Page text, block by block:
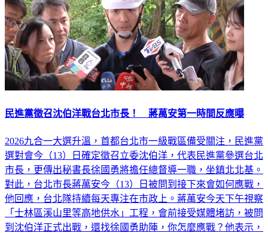
民進黨徵召沈伯洋戰台北市長！ 蔣萬安第一時間反應曝
2026九合一大選升溫，首都台北市一級戰區備受關注，民進黨
選對會今（13）日確定徵召立委沈伯洋，代表民進黨參選台北
市長，更傳出秘書長徐國勇將擔任總督導一職，坐鎮北北基。
對此，台北市長蔣萬安今（13）日被問到接下來會如何應戰，
他回應，台北隊持續每天專注在市政上。蔣萬安今天下午視察
「士林區溪山里等高地供水」工程，會前接受媒體堵訪，被問
到沈伯洋正式出戰，還找徐國勇助陣，你怎麼應戰？他表示，